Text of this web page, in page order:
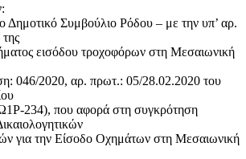
Δημοτικό Συμβούλιο Ρόδου – με την υπ’ αρ.
εισόδου τροχοφόρων στη Μεσαιωνική
046/2020, αρ. πρωτ.: 05/28.02.2020 του
234), που αφορά στη συγκρότηση
για την Είσοδο Οχημάτων στη Μεσαιωνική